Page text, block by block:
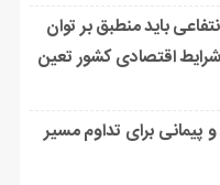
باید منطبق بر توان
شرایط اقتصادی کشور تعین
پیمانی برای تداوم مسیر